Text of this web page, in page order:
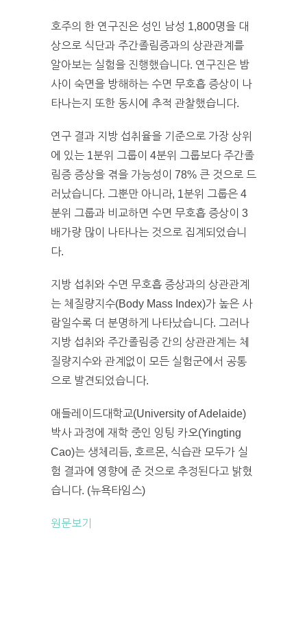
호주의 한 연구진은 성인 남성 1,800명을 대
상으로 식단과 주간졸림증과의 상관관계를
알아보는 실험을 진행했습니다. 연구진은 밤
사이 숙면을 방해하는 수면 무호흡 증상이 나
타나는지 또한 동시에 추적 관찰했습니다.
연구 결과 지방 섭취율을 기준으로 가장 상위
에 있는 1분위 그룹이 4분위 그룹보다 주간졸
림증 증상을 겪을 가능성이 78% 큰 것으로 드
러났습니다. 그뿐만 아니라, 1분위 그룹은 4
분위 그룹과 비교하면 수면 무호흡 증상이 3
배가량 많이 나타나는 것으로 집계되었습니
다.
지방 섭취와 수면 무호흡 증상과의 상관관계
는 체질량지수(Body Mass Index)가 높은 사
람일수록 더 분명하게 나타났습니다. 그러나
지방 섭취와 주간졸림증 간의 상관관계는 체
질량지수와 관계없이 모든 실험군에서 공통
으로 발견되었습니다.
애들레이드대학교(University of Adelaide)
박사 과정에 재학 중인 잉팅 카오(Yingting
Cao)는 생체리듬, 호르몬, 식습관 모두가 실
험 결과에 영향에 준 것으로 추정된다고 밝혔
습니다. (뉴욕타임스)
원문보기